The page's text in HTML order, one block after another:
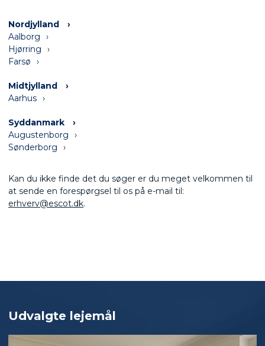
Nordjylland
Aalborg
Hjørring
Farsø
Midtjylland
Aarhus
Syddanmark
Augustenborg
Sønderborg
Kan du ikke finde det du søger er du meget velkommen til
at sende en forespørgsel til os på e-mail til:
erhverv@escot.dk.
Udvalgte lejemål